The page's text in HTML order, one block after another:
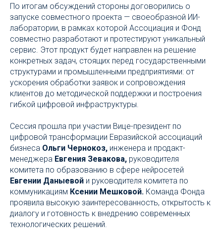
По итогам обсуждений стороны договорились о
запуске совместного проекта — своеобразной ИИ-
лаборатории, в рамках которой Ассоциация и Фонд
совместно разработают и протестируют уникальный
сервис. Этот продукт будет направлен на решение
конкретных задач, стоящих перед государственными
структурами и промышленными предприятиями: от
ускорения обработки заявок и сопровождения
клиентов до методической поддержки и построения
гибкой цифровой инфраструктуры.
Сессия прошла при участии Вице-президент по
цифровой трансформации Евразийской ассоциаций
бизнеса Ольги Чернокоз, инженера и продакт-
менеджера Евгения Зевакова, руководителя
комитета по образованию в сфере нейросетей
Евгении Даныевой и руководителя комитета по
коммуникациям Ксении Мешковой. Команда Фонда
проявила высокую заинтересованность, открытость к
диалогу и готовность к внедрению современных
технологических решений.